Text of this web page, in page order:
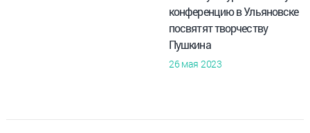
конференцию в Ульяновске
посвятят творчеству
Пушкина
26 мая 2023